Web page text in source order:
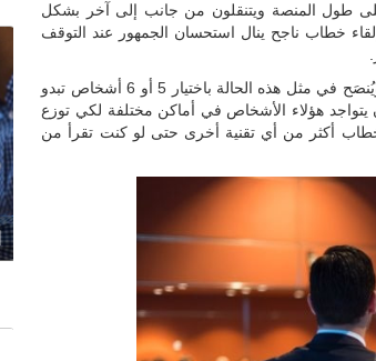
طول المنصة ويتنقلون من جانب إلى آخر بشكل
خطاب ناجح ينال استحسان الجمهور عند التوقف
يواجه البعض صعوبة في التواصل البصري مع الجمهور أثناء الوقوف على المنصة، ويُنصَح في مثل هذه الحالة باختيار 5 أو 6 أشخاص تبدو
هؤلاء الأشخاص في أماكن مختلفة لكي توزع
أكثر من أي تقنية أخرى حتى لو كنت تقرأ من